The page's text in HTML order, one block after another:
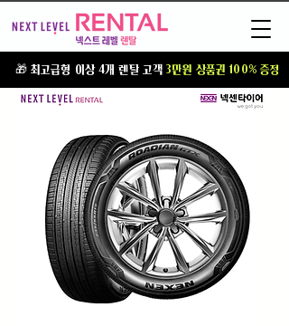
🎁 최고급형 이상 4개 렌탈 고객3만원 상품권 100% 증정